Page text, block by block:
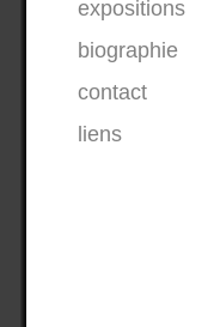
expositions
biographie
contact
liens